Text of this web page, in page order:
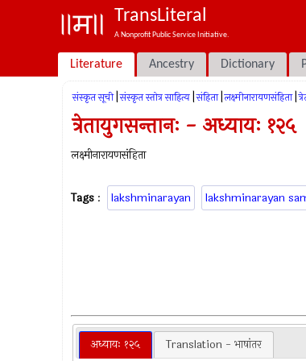
TransLiteral
A Nonprofit Public Service Initiative.
Literature Ancestry Dictionary
संस्कृत सूची संस्कृत स्तोत्र साहित्य संहिता लक्ष्मीनारायणसंहिता
त्रेतायुगसन्तानः - अध्यायः १२५
लक्ष्मीनारायणसंहिता
Tags : lakshminarayan lakshminarayan
अध्यायः १२५ Translation - भाषांतर